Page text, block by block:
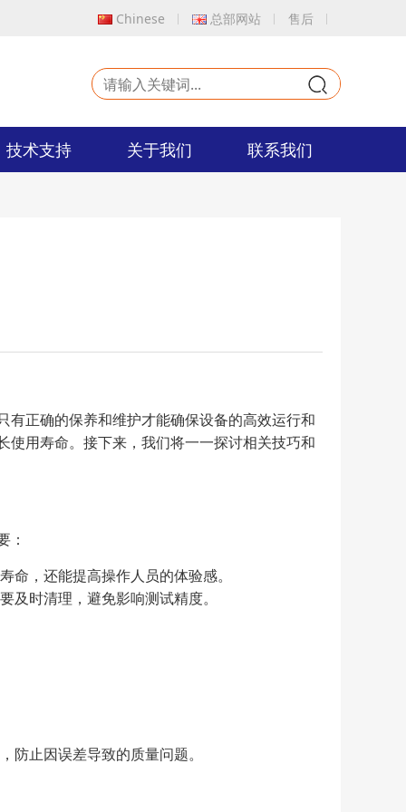
Chinese 总部网站 售后
技术支持 关于我们 联系我们
正确的保养和维护才能确保设备的高效运行和
用寿命。接下来，我们将一一探讨相关技巧和
：
，还能提高操作人员的体验感。
时清理，避免影响测试精度。
止因误差导致的质量问题。